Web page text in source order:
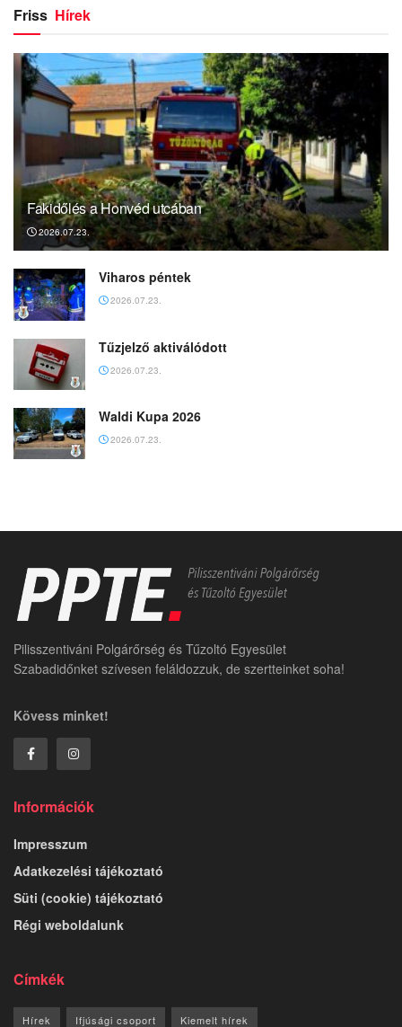
Friss Hírek
Fakidőlés a Honvéd utcában
2026.07.23.
Viharos péntek
2026.07.23.
Tűzjelző aktiválódott
2026.07.23.
Waldi Kupa 2026
2026.07.23.
Pilisszentiváni Polgárőrség és Tűzoltó Egyesület
Szabadidőnket szívesen feláldozzuk, de szertteinket soha!
Kövess minket!
Információk
Impresszum
Adatkezelési tájékoztató
Süti (cookie) tájékoztató
Régi weboldalunk
Címkék
Hírek Ifjúsági csoport Kiemelt hírek